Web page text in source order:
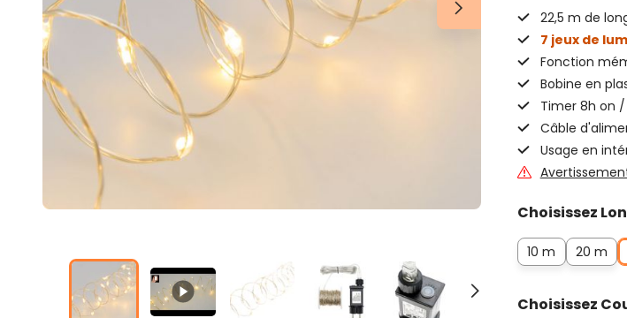
22,5 m de
7 jeux de
Fonction
Bobine en
Timer 8h on
Câble
Usage en
Choisissez
10 m 20 m
Choisissez